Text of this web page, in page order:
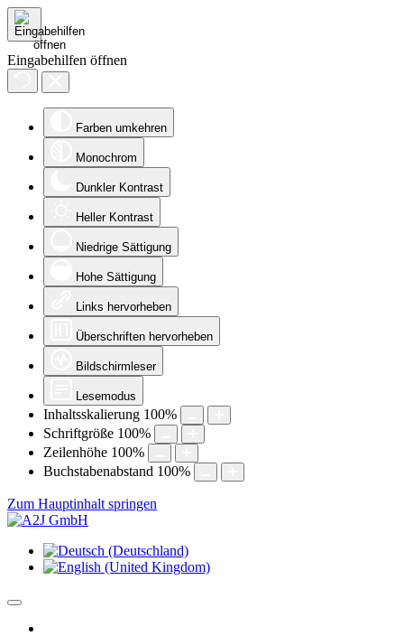
Eingabehilfen öffnen
Farben umkehren
Monochrom
Dunkler Kontrast
Heller Kontrast
Niedrige Sättigung
Hohe Sättigung
Links hervorheben
Überschriften hervorheben
Bildschirmleser
Lesemodus
Inhaltsskalierung 100%
Schriftgröße 100%
Zeilenhöhe 100%
Buchstabenabstand 100%
Zum Hauptinhalt springen